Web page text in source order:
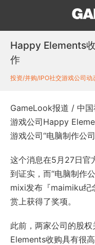
Happy Elements
作
投资/并购/IPO社交游戏公司动
GameLook报道 / 中国
游戏公司Happy
游戏公司“电脑制作公
这个消息在5月27日官
到证实，而“电脑制作
mixi发布『maimiku纪
赏上获得了奖项。
此前，两家公司的股
Elements收购具有很